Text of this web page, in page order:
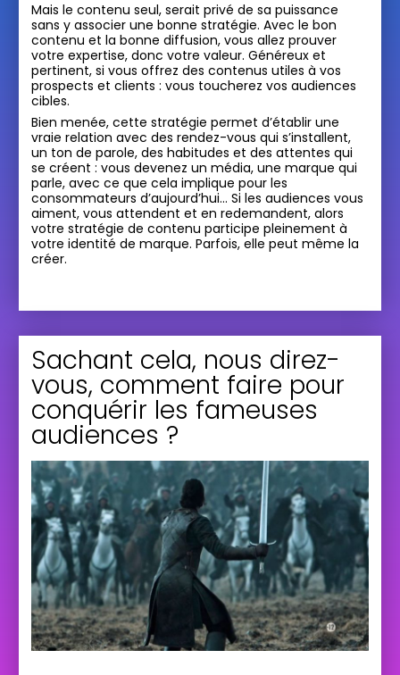
Mais le contenu seul, serait privé de sa puissance
sans y associer une bonne stratégie. Avec le bon
contenu et la bonne diffusion, vous allez prouver
votre expertise, donc votre valeur. Généreux et
pertinent, si vous offrez des contenus utiles à vos
prospects et clients : vous toucherez vos audiences
cibles.
Bien menée, cette stratégie permet d’établir une
vraie relation avec des rendez-vous qui s’installent,
un ton de parole, des habitudes et des attentes qui
se créent : vous devenez un média, une marque qui
parle, avec ce que cela implique pour les
consommateurs d’aujourd’hui… Si les audiences vous
aiment, vous attendent et en redemandent, alors
votre stratégie de contenu participe pleinement à
votre identité de marque. Parfois, elle peut même la
créer.
Sachant cela, nous direz-
vous, comment faire pour
conquérir les fameuses
audiences ?